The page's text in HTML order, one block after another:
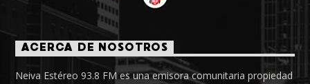
ACERCA DE NOSOTROS
Neiva Estéreo 93.8 FM es una emisora comunitaria propiedad